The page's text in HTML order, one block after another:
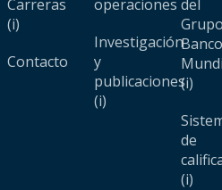
Carreras
(i)
Contacto
operaciones
Investigación
y
publicaciones
(i)
del
Grupo
Banco
(i)
de
(i)